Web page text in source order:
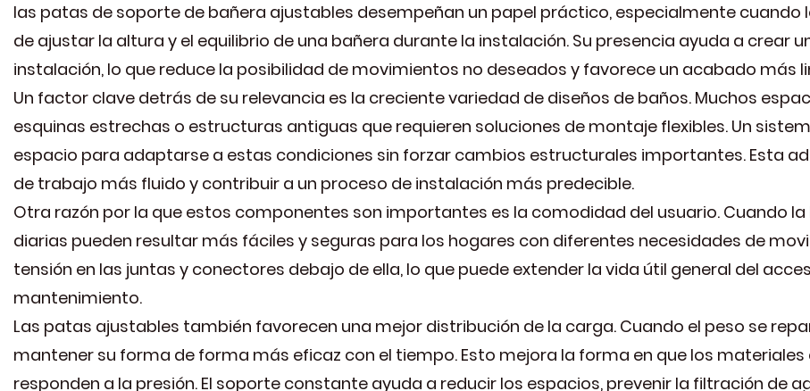
las patas de soporte de bañera ajustables desempeñan un papel práctico, especialmente
de ajustar la altura y el equilibrio de una bañera durante la instalación. Su presencia ayuda a crear
instalación, lo que reduce la posibilidad de movimientos no deseados y favorece un acabado más
Un factor clave detrás de su relevancia es la creciente variedad de diseños de baños. Muchos
esquinas estrechas o estructuras antiguas que requieren soluciones de montaje flexibles. Un
espacio para adaptarse a estas condiciones sin forzar cambios estructurales importantes. Esta
de trabajo más fluido y contribuir a un proceso de instalación más predecible.
Otra razón por la que estos componentes son importantes es la comodidad del usuario. Cuando
diarias pueden resultar más fáciles y seguras para los hogares con diferentes necesidades de
tensión en las juntas y conectores debajo de ella, lo que puede extender la vida útil general del
mantenimiento.
Las patas ajustables también favorecen una mejor distribución de la carga. Cuando el peso se
mantener su forma de forma más eficaz con el tiempo. Esto mejora la forma en que los
responden a la presión. El soporte constante ayuda a reducir los espacios, prevenir la filtración de